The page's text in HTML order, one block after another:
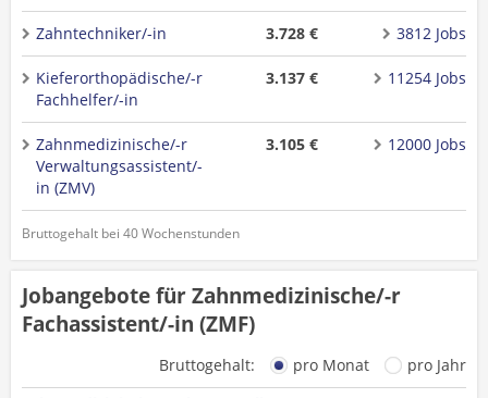
Zahntechniker/-in 3.728 € 3812 Jobs
Kieferorthopädische/-r
Fachhelfer/-in
3.137 € 11254 Jobs
Zahnmedizinische/-r
Verwaltungsassistent/-
in (ZMV)
3.105 € 12000 Jobs
Bruttogehalt bei 40 Wochenstunden
Jobangebote für Zahnmedizinische/-r
Fachassistent/-in (ZMF)
Bruttogehalt: pro Monat
pro Jahr